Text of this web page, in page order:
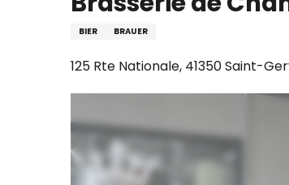
BIER BRAUER
125 Rte Nationale, 41350 Saint-